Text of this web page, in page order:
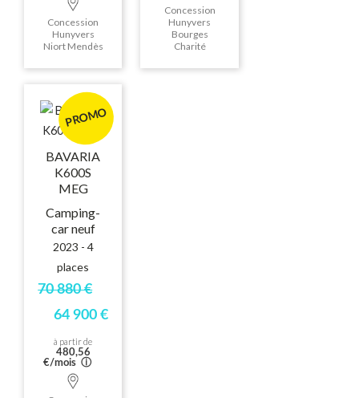
Concession
Hunyvers
Niort Mendès
Concession
Hunyvers
Bourges
Charité
PROMO
BAVARIA
K600S
MEG
Camping-
car neuf
2023 - 4
places
70 880 €
64 900 €
à partir de
480,56
€/mois ⓘ